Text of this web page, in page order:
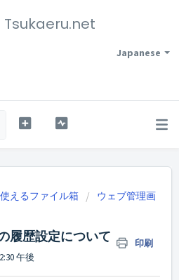
Tsukaeru.net
Japanese
使えるファイル箱
ウェブ管理画
履歴設定について 印刷
午後